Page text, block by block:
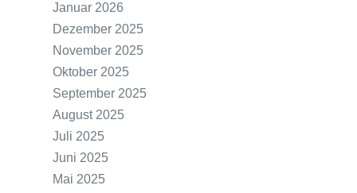
Januar 2026
Dezember 2025
November 2025
Oktober 2025
September 2025
August 2025
Juli 2025
Juni 2025
Mai 2025